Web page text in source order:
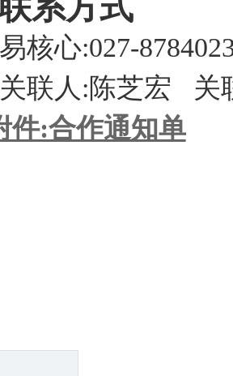
核心:027-
联人:陈芝宏 关
件:合作通知单